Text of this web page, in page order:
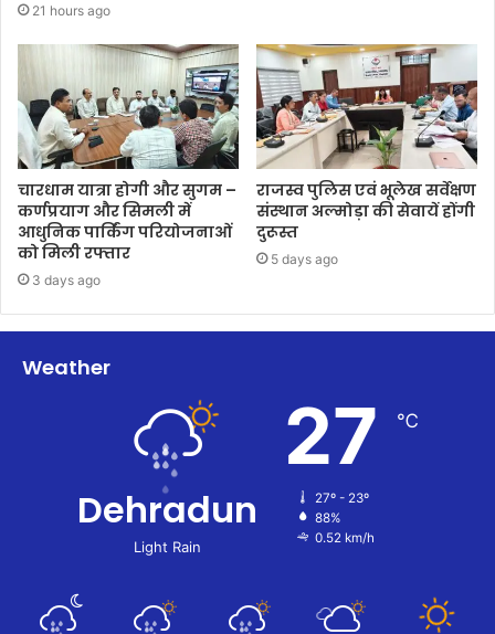
21 hours ago
चारधाम यात्रा होगी और सुगम –
कर्णप्रयाग और सिमली में
आधुनिक पार्किंग परियोजनाओं
को मिली रफ्तार
3 days ago
राजस्व पुलिस एवं भूलेख सर्वेक्षण
संस्थान अल्मोड़ा की सेवायें होंगी
दुरूस्त
5 days ago
Weather
Dehradun
Light Rain
27 ℃
27º - 23º
88%
0.52 km/h